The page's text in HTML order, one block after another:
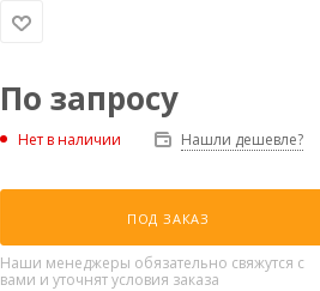
По запросу
Нет в наличии Нашли дешевле?
ПОД ЗАКАЗ
Наши менеджеры обязательно свяжутся с
вами и уточнят условия заказа